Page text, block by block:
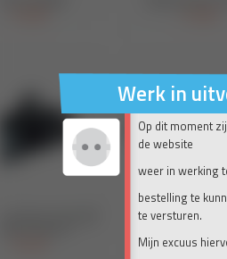
Werk in
Op dit moment
de website
weer in werking
bestelling te
te versturen.
Mijn excuus